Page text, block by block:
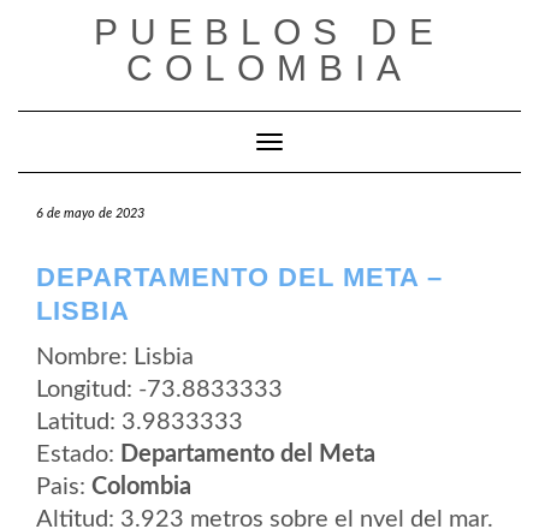
PUEBLOS DE
COLOMBIA
Cambiar modo de navegación
6 de mayo de 2023
DEPARTAMENTO DEL META –
LISBIA
Nombre: Lisbia
Longitud: -73.8833333
Latitud: 3.9833333
Estado: Departamento del Meta
Pais: Colombia
Altitud: 3.923 metros sobre el nvel del mar.